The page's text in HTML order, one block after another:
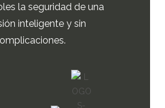
la seguridad de una
inteligente y sin